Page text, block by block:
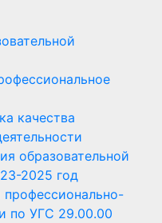
качества
образовательной
2025 год
по УГС 29.00.00